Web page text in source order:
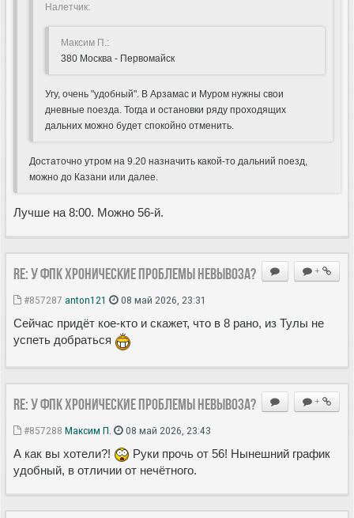
Hалетчик:
Максим П.:
380 Москва - Первомайск
Угу, очень "удобный". В Арзамас и Муром нужны свои
дневные поезда. Тогда и остановки ряду проходящих
дальних можно будет спокойно отменить.
Достаточно утром на 9.20 назначить какой-то дальний поезд,
можно до Казани или далее.
Лучше на 8:00. Можно 56-й.
+
Re: У ФПК хронические проблемы невывоза?
#857287 anton121 08 май 2026, 23:31
Сейчас придёт кое-кто и скажет, что в 8 рано, из Тулы не
успеть добраться
+
Re: У ФПК хронические проблемы невывоза?
#857288 Максим П. 08 май 2026, 23:43
А как вы хотели?!
Руки прочь от 56! Нынешний график
удобный, в отличии от нечëтного.